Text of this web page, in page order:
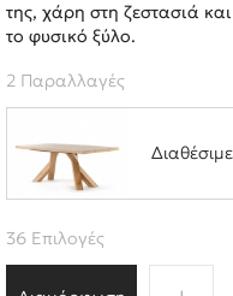
της, χάρη στη ζεστασιά
το φυσικό ξύλο.
2 Παραλλαγές
36 Επιλογές